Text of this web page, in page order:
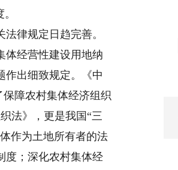
律规定日趋完善。
体经营性建设用地纳
作出细致规定。《中
障农村集体经济组织
法》，更是我国“三
作为土地所有者的法
度；深化农村集体经